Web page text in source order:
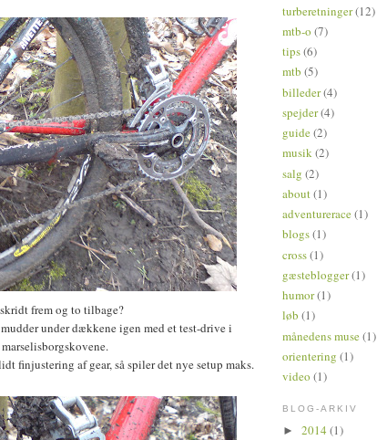
frem og to tilbage?
under dækkene igen med et test-drive i
marselisborgskovene.
finjustering af gear, så spiler det nye setup maks.
turberetninger(12)
mtb-o (7)
tips(6)
mtb (5)
billeder(4)
spejder(4)
guide(2)
musik(2)
salg (2)
about(1)
adventurerace(1)
blogs(1)
cross(1)
gæsteblogger(1)
humor(1)
løb (1)
månedens muse(1)
orientering (1)
video (1)
BLOG-ARKIV
► 2014 (1)